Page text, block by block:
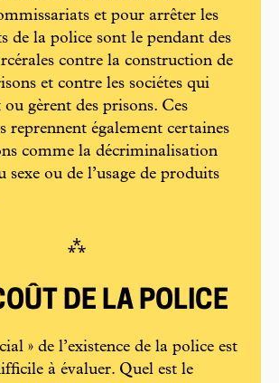
et pour arrêter les
de la police sont le pendant des
contre la construction de
et contre les sociétes qui
gèrent des prisons. Ces
reprennent également certaines
comme la décriminalisation
ou de l’usage de produits
⁂
DE LA POLICE
» de l’existence de la police est
à évaluer. Quel est le